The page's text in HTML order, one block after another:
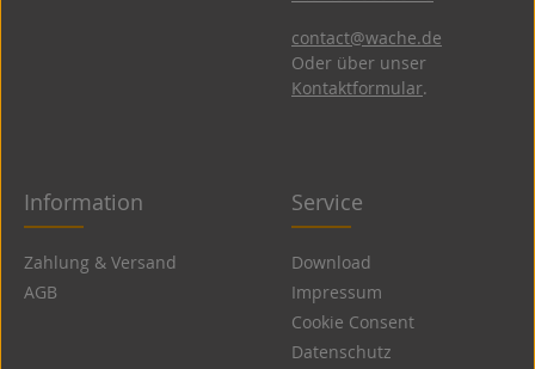
contact@wache.de
Oder über unser
Kontaktformular.
Information
Zahlung & Versand
AGB
Service
Download
Impressum
Cookie Consent
Datenschutz